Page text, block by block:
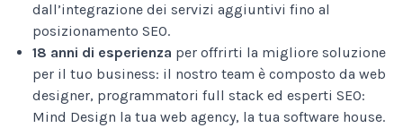
dall’integrazione dei servizi aggiuntivi fino al
posizionamento SEO.
18 anni di esperienza per offrirti la migliore soluzione
per il tuo business: il nostro team è composto da web
designer, programmatori full stack ed esperti SEO:
Mind Design la tua web agency, la tua software house.